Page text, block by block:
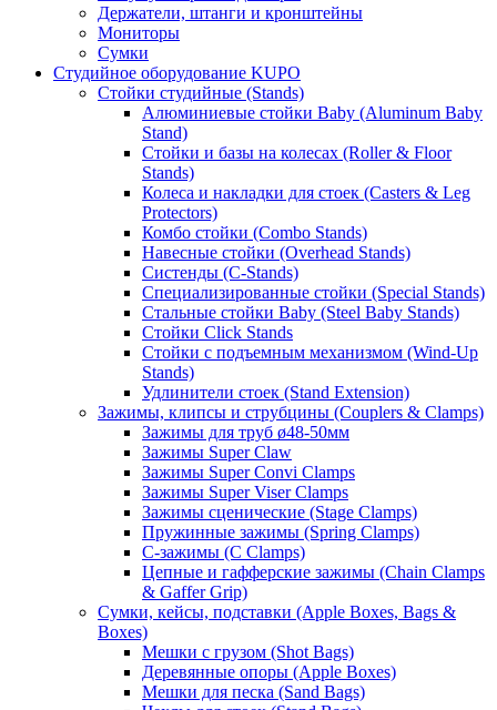
Держатели, штанги и кронштейны
Мониторы
Сумки
Студийное оборудование KUPO
Стойки студийные (Stands)
Алюминиевые стойки Baby (Aluminum Baby
Stand)
Стойки и базы на колесах (Roller & Floor
Stands)
Колеса и накладки для стоек (Casters & Leg
Protectors)
Комбо стойки (Combo Stands)
Навесные стойки (Overhead Stands)
Систенды (C-Stands)
Специализированные стойки (Special Stands)
Стальные стойки Baby (Steel Baby Stands)
Стойки Click Stands
Стойки с подъемным механизмом (Wind-Up
Stands)
Удлинители стоек (Stand Extension)
Зажимы, клипсы и струбцины (Couplers & Clamps)
Зажимы для труб ø48-50мм
Зажимы Super Claw
Зажимы Super Convi Clamps
Зажимы Super Viser Clamps
Зажимы сценические (Stage Clamps)
Пружинные зажимы (Spring Clamps)
С-зажимы (C Clamps)
Цепные и гафферские зажимы (Chain Clamps
& Gaffer Grip)
Сумки, кейсы, подставки (Apple Boxes, Bags &
Boxes)
Мешки с грузом (Shot Bags)
Деревянные опоры (Apple Boxes)
Мешки для песка (Sand Bags)